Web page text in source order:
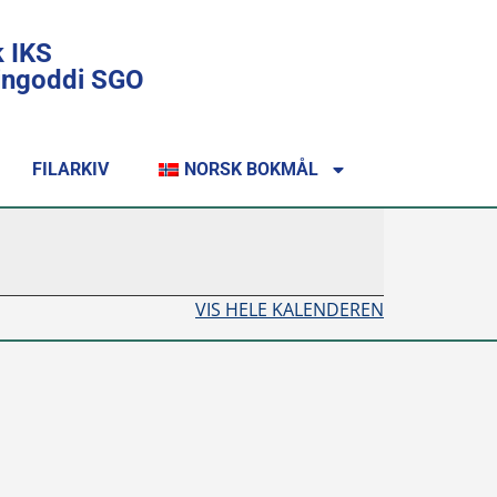
IKS
SGO
FILARKIV NORSK BOKMÅL
VIS HELE KALENDEREN